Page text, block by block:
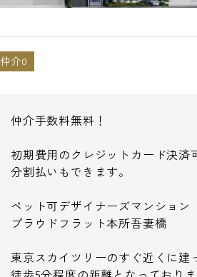
仲介0
仲介手数料無料！
初期費用のクレジットカード決済
分割払いもできます。
ペット可デザイナーズマンション
プラウドフラット本所吾妻橋
東京スカイツリーのすぐ近くに建